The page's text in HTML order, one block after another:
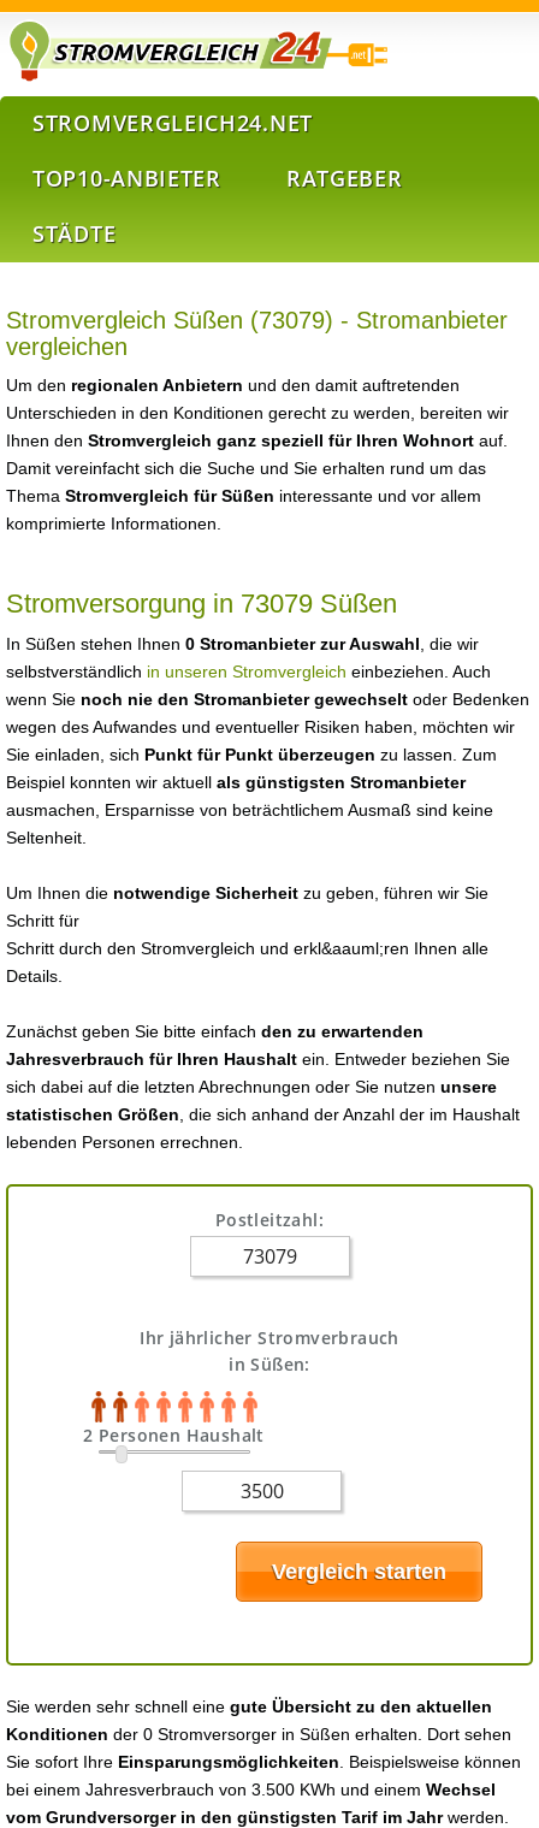
STROMVERGLEICH24.NET
TOP10-ANBIETER
RATGEBER
STÄDTE
Stromvergleich Süßen (73079) - Stromanbieter
vergleichen
Um den regionalen Anbietern und den damit auftretenden
Unterschieden in den Konditionen gerecht zu werden, bereiten wir
Ihnen den Stromvergleich ganz speziell für Ihren Wohnort auf.
Damit vereinfacht sich die Suche und Sie erhalten rund um das
Thema Stromvergleich für Süßen interessante und vor allem
komprimierte Informationen.
Stromversorgung in 73079 Süßen
In Süßen stehen Ihnen 0 Stromanbieter zur Auswahl , die wir
selbstverständlich in unseren Stromvergleich einbeziehen. Auch
wenn Sie noch nie den Stromanbieter gewechselt oder Bedenken
wegen des Aufwandes und eventueller Risiken haben, möchten wir
Sie einladen, sich Punkt für Punkt überzeugen zu lassen. Zum
Beispiel konnten wir aktuell als günstigsten Stromanbieter
ausmachen, Ersparnisse von beträchtlichem Ausmaß sind keine
Seltenheit.
Um Ihnen die notwendige Sicherheit zu geben, führen wir Sie
Schritt für
Schritt durch den Stromvergleich und erkl&aauml;ren Ihnen alle
Details.
Zunächst geben Sie bitte einfach den zu erwartenden
Jahresverbrauch für Ihren Haushalt ein. Entweder beziehen Sie
sich dabei auf die letzten Abrechnungen oder Sie nutzen unsere
statistischen Größen , die sich anhand der Anzahl der im Haushalt
lebenden Personen errechnen.
Postleitzahl:
Ihr jährlicher Stromverbrauch
in Süßen:
2 Personen Haushalt
Sie werden sehr schnell eine gute Übersicht zu den aktuellen
Konditionen der 0 Stromversorger in Süßen erhalten. Dort sehen
Sie sofort Ihre Einsparungsmöglichkeiten . Beispielsweise können
bei einem Jahresverbrauch von 3.500 KWh und einem Wechsel
vom Grundversorger in den günstigsten Tarif im Jahrwerden.